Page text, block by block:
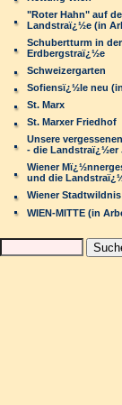
"Roter Hahn" auf
Landstraï¿½e (in
Schubertturm in der
Erdbergstraï¿½e
Schweizergarten
Sofiensï¿½le neu
St. Marx
St. Marxer Friedhof
Unsere
- die Landstraï¿½er
Wiener
und die
Wiener
WIEN-MITTE (in